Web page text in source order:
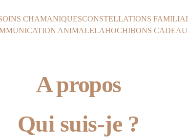
CHAMANIQUESCONSTELLATIONS
ANIMALELAHOCHIBONS
A propos
Qui suis-je ?